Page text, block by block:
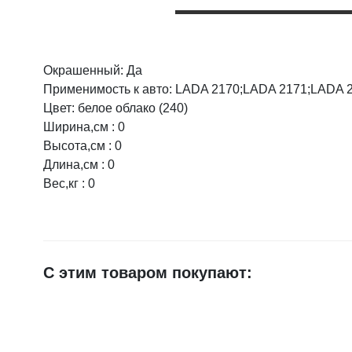
Окрашенный: Да
Применимость к авто: LADA 2170;LADA 2171;LADA
Цвет: белое облако (240)
Ширина,см : 0
Высота,см : 0
Длина,см : 0
Вес,кг : 0
Оцените товар:
Ваше имя
E-mail
С этим товаром покупают: